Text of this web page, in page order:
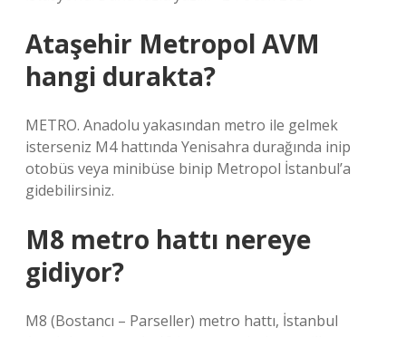
Ataşehir Metropol AVM
hangi durakta?
METRO. Anadolu yakasından metro ile gelmek
isterseniz M4 hattında Yenisahra durağında inip
otobüs veya minibüse binip Metropol İstanbul’a
gidebilirsiniz.
M8 metro hattı nereye
gidiyor?
M8 (Bostancı – Parseller) metro hattı, İstanbul